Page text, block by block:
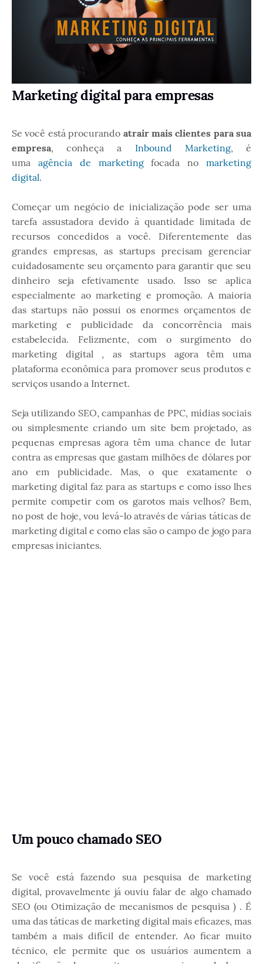
Marketing digital para empresas
Se você está procurando atrair mais clientes para sua
empresa, conheça a Inbound Marketing, é
uma agência de marketingfocada nomarketing
digital.
Começar um negócio de inicialização pode ser uma
tarefa assustadora devido à quantidade limitada de
recursos concedidos a você. Diferentemente das
grandes empresas, as startups precisam gerenciar
cuidadosamente seu orçamento para garantir que seu
dinheiro seja efetivamente usado. Isso se aplica
especialmente ao marketing e promoção. A maioria
das startups não possui os enormes orçamentos de
marketing e publicidade da concorrência mais
estabelecida. Felizmente, com o surgimento do
marketing digital , as startups agora têm uma
plataforma econômica para promover seus produtos e
serviços usando a Internet.
Seja utilizando SEO, campanhas de PPC, mídias sociais
ou simplesmente criando um site bem projetado, as
pequenas empresas agora têm uma chance de lutar
contra as empresas que gastam milhões de dólares por
ano em publicidade. Mas, o que exatamente o
marketing digital faz para as startups e como isso lhes
permite competir com os garotos mais velhos? Bem,
no post de hoje, vou levá-lo através de várias táticas de
marketing digital e como elas são o campo de jogo para
empresas iniciantes.
Um pouco chamado SEO
Se você está fazendo sua pesquisa de marketing
digital, provavelmente já ouviu falar de algo chamado
SEO (ou Otimização de mecanismos de pesquisa ) . É
uma das táticas de marketing digital mais eficazes, mas
também a mais difícil de entender. Ao ficar muito
técnico, ele permite que os usuários aumentem a